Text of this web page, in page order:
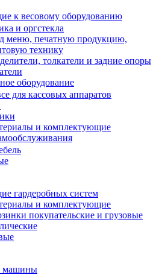
к весовому оборудованию
и оргстекла
меню, печатную продукцию,
технику
толкатели и задние опоры
оборудование
для кассовых аппаратов
и комплектующие
гардеробных систем
и комплектующие
покупательские и грузовые
машины